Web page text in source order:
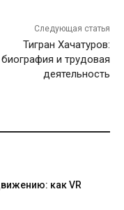
Следующая статья
Тигран Хачатуров:
биография и трудовая
деятельность
как VR